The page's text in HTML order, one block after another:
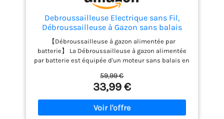
Debroussailleuse Electrique sans Fil,
Débroussailleuse à Gazon sans balais
avec 2 Batteries et 4 Lames avec poignée
réglable, Débroussailleuse à Gazon
Portable d'extérieur pour Couper l'herbe
【Débroussailleuse à gazon alimentée par
batterie】 La Débroussailleuse à gazon alimentée
par batterie est équipée d'un moteur sans balais en
les mauvaises herbes et les branches indésirables
dans votre jardin. Équipé de deux batteries pour
répondre à tous vos besoins quotidiens de
nettoyage, vous pouvez effectuer vos tâches de
désherbage de pelouse de jardin efficacement et
59,99 €
33,99 €